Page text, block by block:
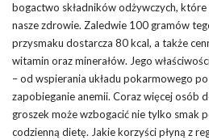
bogactwo składników odżywczych, które
nasze zdrowie. Zaledwie 100 gramów
przysmaku dostarcza 80 kcal, a także
witamin oraz minerałów. Jego
– od wspierania układu pokarmowego
zapobieganie anemii. Coraz więcej osób
groszek może wzbogacić nie tylko smak
codzienną dietę. Jakie korzyści płyną z